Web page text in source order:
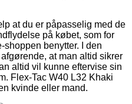
at du er påpasselig med de
på købet, som for
benytter. I den
at man altid sikrer
altid vil kunne eftervise sin
Flex-Tac W40 L32 Khaki
kvinde eller mand.